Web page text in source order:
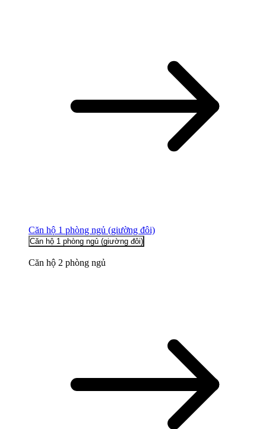
Căn hộ 1 phòng ngủ (giường đôi)
Căn hộ 1 phòng ngủ (giường đôi)
Căn hộ 2 phòng ngủ